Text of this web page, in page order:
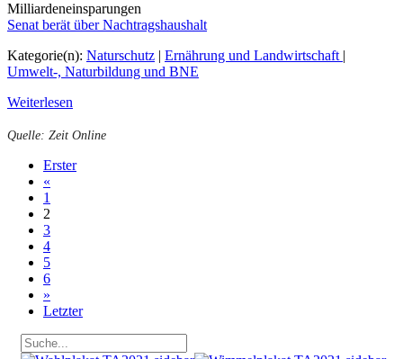
Milliardeneinsparungen
Senat berät über Nachtragshaushalt
Kategorie(n): Naturschutz | Ernährung und Landwirtschaft |
Umwelt-, Naturbildung und BNE
Weiterlesen
Quelle: Zeit Online
Erster
«
1
2
3
4
5
6
»
Letzter